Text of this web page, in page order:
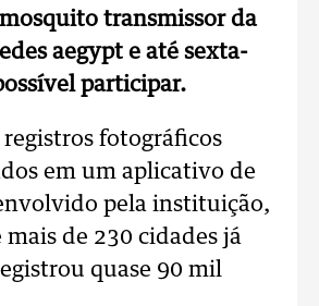
transmissor da
aegypt e até sexta-
participar.
fotográficos
em um aplicativo de
pela instituição,
de 230 cidades já
quase 90 mil